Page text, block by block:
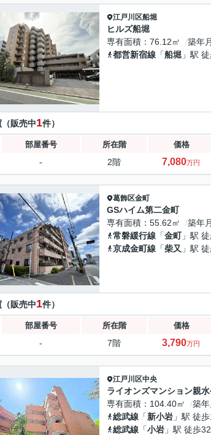
江戸川区船堀
ヒルズ船堀
専有面積
76.12㎡ 築年月
都営新宿線 「船堀 」駅
販売中1件）
部屋番号 所在階 価格
- 2階 7,080万円
葛飾区金町
GSハイム第二金町
専有面積
55.62㎡ 築年月
常磐緩行線 「金町」駅
京成金町線 「柴又 」駅
販売中1件）
部屋番号 所在階 価格
- 7階 3,790万円
江戸川区中央
ライオンズマンション親
専有面積
104.40㎡ 築年
総武線 「新小岩 」駅 徒
総武線 「小岩 」駅 徒歩